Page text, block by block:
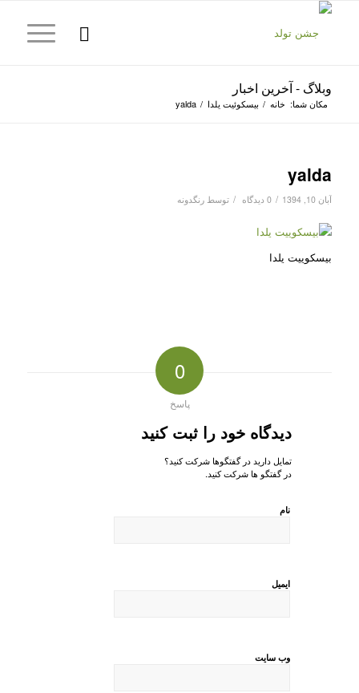
وبلاگ - آخرین اخبار
مکان شما: خانه / بیسکوئیت یلدا /
yalda
yalda
آبان 10, 1394 / 0 دیدگاه / توسط رنگدونه
بیسکوییت یلدا
0
پاسخ
دیدگاه خود را ثبت کنید
تمایل دارید در گفتگوها شرکت کنید؟
در گفتگو ها شرکت کنید.
نام
ایمیل
وب‌ سایت